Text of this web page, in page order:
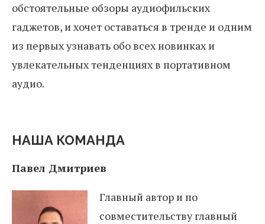
обстоятельные обзоры аудиофильских
гаджетов, и хочет оставаться в тренде и одним
из первых узнавать обо всех новинках и
увлекательных тенденциях в портативном
аудио.
НАША КОМАНДА
Павел Дмитриев
Главный автор и по
совместительству главный